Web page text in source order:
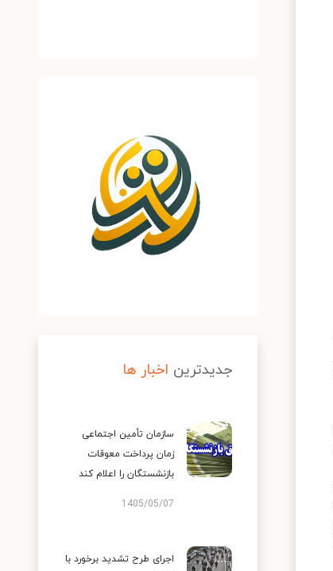
جدیدترین اخبار ها
سازمان تأمین اجتماعی
زمان پرداخت معوقات
بازنشستگان را اعلام کند
1405/05/07
اجرای طرح تشدید برخورد با